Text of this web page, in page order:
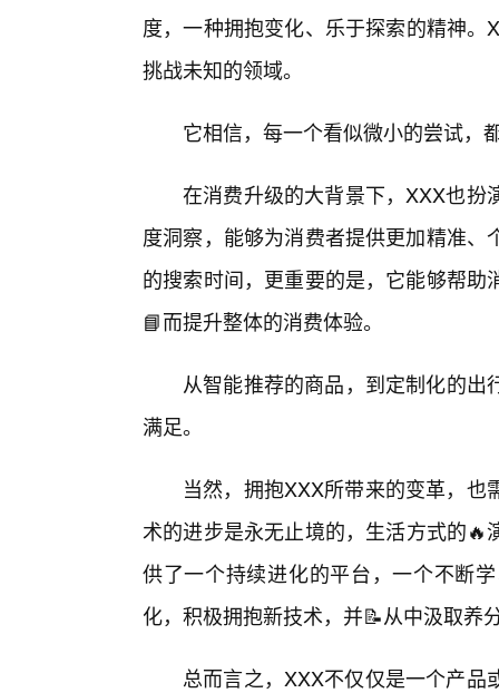
度，一种拥抱变化、乐于探索的精神
挑战未知的领域。
它相信，每一个看似微小的尝试，
在消费升级的大背景下，XXX也扮
度洞察，能够为消费者提供更加精准
的搜索时间，更重要的是，它能够帮
📘而提升整体的消费体验。
从智能推荐的商品，到定制化的
满足。
当然，拥抱XXX所带来的变革，
术的进步是永无止境的，生活方式的
供了一个持续进化的平台，一个不断
化，积极拥抱新技术，并📝从中汲取养
总而言之，XXX不仅仅是一个产